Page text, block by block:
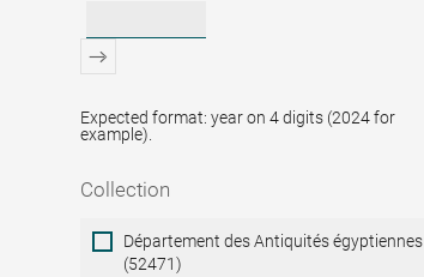
Expected format: year on 4 digits (2024 for
example).
Collection
Collection
Département des Antiquités égyptiennes
(52471)